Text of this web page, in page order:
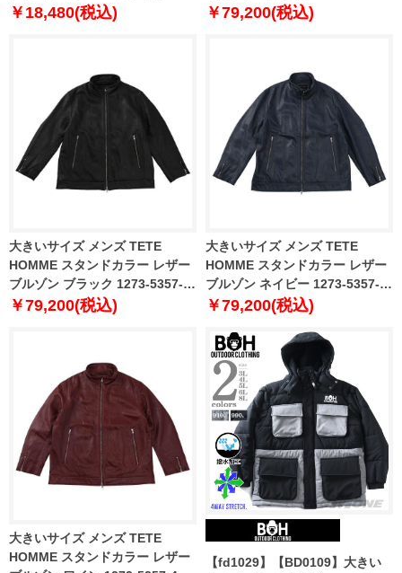
ラック 1253-5330-2 3L 4L 5L
￥18,480(税込)
3L 4L 5L 6L
￥79,200(税込)
大きいサイズ メンズ TETE
HOMME スタンドカラー レザー
ブルゾン ブラック 1273-5357-2
3L 4L 5L 6L
￥79,200(税込)
大きいサイズ メンズ TETE
HOMME スタンドカラー レザー
ブルゾン ネイビー 1273-5357-3
3L 4L 5L 6L
￥79,200(税込)
大きいサイズ メンズ TETE
HOMME スタンドカラー レザー
【fd1029】【BD0109】大きい